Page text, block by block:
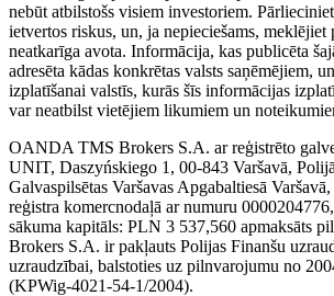
nebūt atbilstošs visiem investoriem.
ietvertos riskus, un, ja nepieciešams, meklējiet
neatkarīga avota. Informācija, kas publicēta
adresēta kādas konkrētas valsts saņēmējiem,
izplatīšanai valstīs, kurās šīs informācijas
var neatbilst vietējiem likumiem un
OANDA TMS Brokers S.A. ar reģistrēto
UNIT, Daszyńskiego 1, 00-843 Varšavā,
Galvaspilsētas Varšavas Apgabaltiesā
reģistra komercnodaļā ar numuru
sākuma kapitāls: PLN 3 537,560 apmaksāts
Brokers S.A. ir pakļauts Polijas Finanšu
uzraudzībai, balstoties uz pilnvarojumu no
(KPWig-4021-54-1/2004).